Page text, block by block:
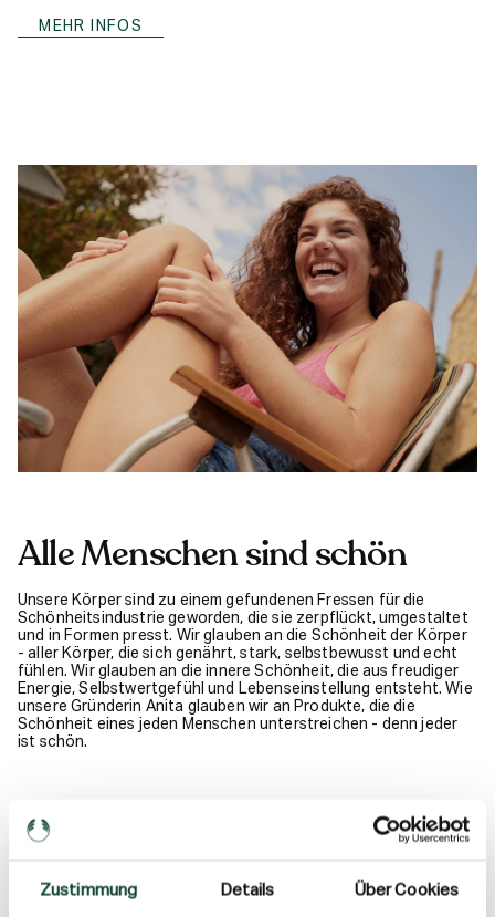
Zustimmung Details Über Cookies
MEHR INFOS
Alle Menschen sind schön
Unsere Körper sind zu einem gefundenen Fressen für die
Schönheitsindustrie geworden, die sie zerpflückt, umgestaltet
und in Formen presst. Wir glauben an die Schönheit der Körper
- aller Körper, die sich genährt, stark, selbstbewusst und echt
fühlen. Wir glauben an die innere Schönheit, die aus freudiger
Energie, Selbstwertgefühl und Lebenseinstellung entsteht. Wie
unsere Gründerin Anita glauben wir an Produkte, die die
Schönheit eines jeden Menschen unterstreichen - denn jeder
ist schön.